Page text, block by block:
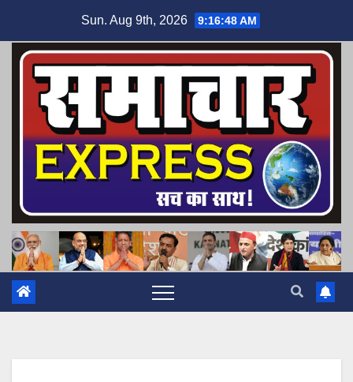
content
Sun. Aug 9th, 2026 9:16:49 AM